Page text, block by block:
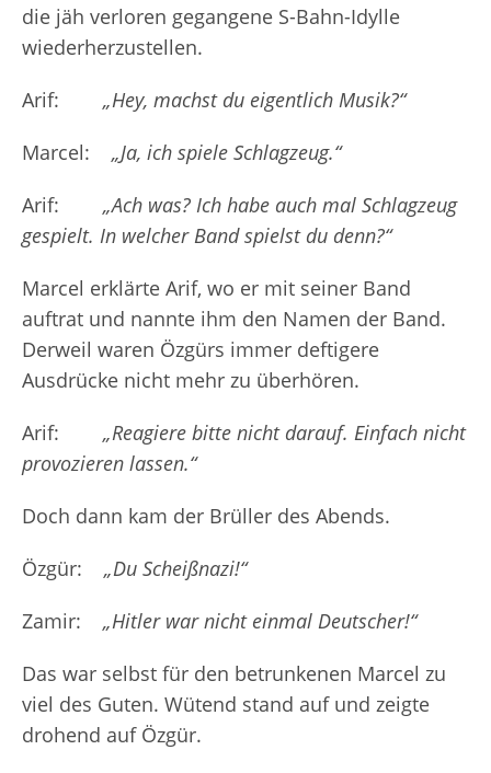
die jäh verloren gegangene S-Bahn-Idylle
wiederherzustellen.
Arif: „Hey, machst du eigentlich Musik?“
Marcel: „Ja, ich spiele Schlagzeug.“
Arif: „Ach was? Ich habe auch mal Schlagzeug
gespielt. In welcher Band spielst du denn?“
Marcel erklärte Arif, wo er mit seiner Band
auftrat und nannte ihm den Namen der Band.
Derweil waren Özgürs immer deftigere
Ausdrücke nicht mehr zu überhören.
Arif: „Reagiere bitte nicht darauf. Einfach nicht
provozieren lassen.“
Doch dann kam der Brüller des Abends.
Özgür: „Du Scheißnazi!“
Zamir:
„Hitler war nicht einmal Deutscher!“
Das war selbst für den betrunkenen Marcel zu
viel des Guten. Wütend stand auf und zeigte
drohend auf Özgür.